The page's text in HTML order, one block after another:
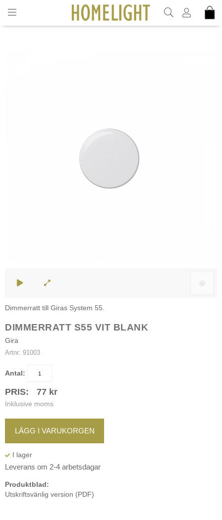
INKL. MOMS
Dimmerratt till Giras System 55.
DIMMERRATT S55 VIT BLANK
Gira
Artnr: 91003
Antal:
PRIS: 77 kr
Inklusive moms
LÄGG I VARUKORGEN
Leverans om 2-4 arbetsdagar
Produktblad:
Utskriftsvänlig version (PDF)